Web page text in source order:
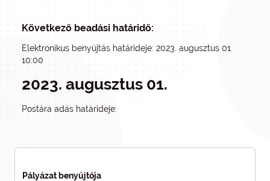
Következő beadási határidő:
Elektronikus benyújtás határideje: 2023. augusztus 01.
10:00
2023. augusztus 01.
Postára adás határideje:
Pályázat benyújtója